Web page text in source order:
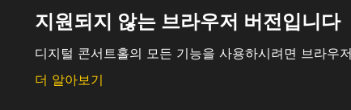
지원되지 않는 브라우저 버전입니다
디지털 콘서트홀의 모든 기능을 사용하시려면 브라우
더 알아보기